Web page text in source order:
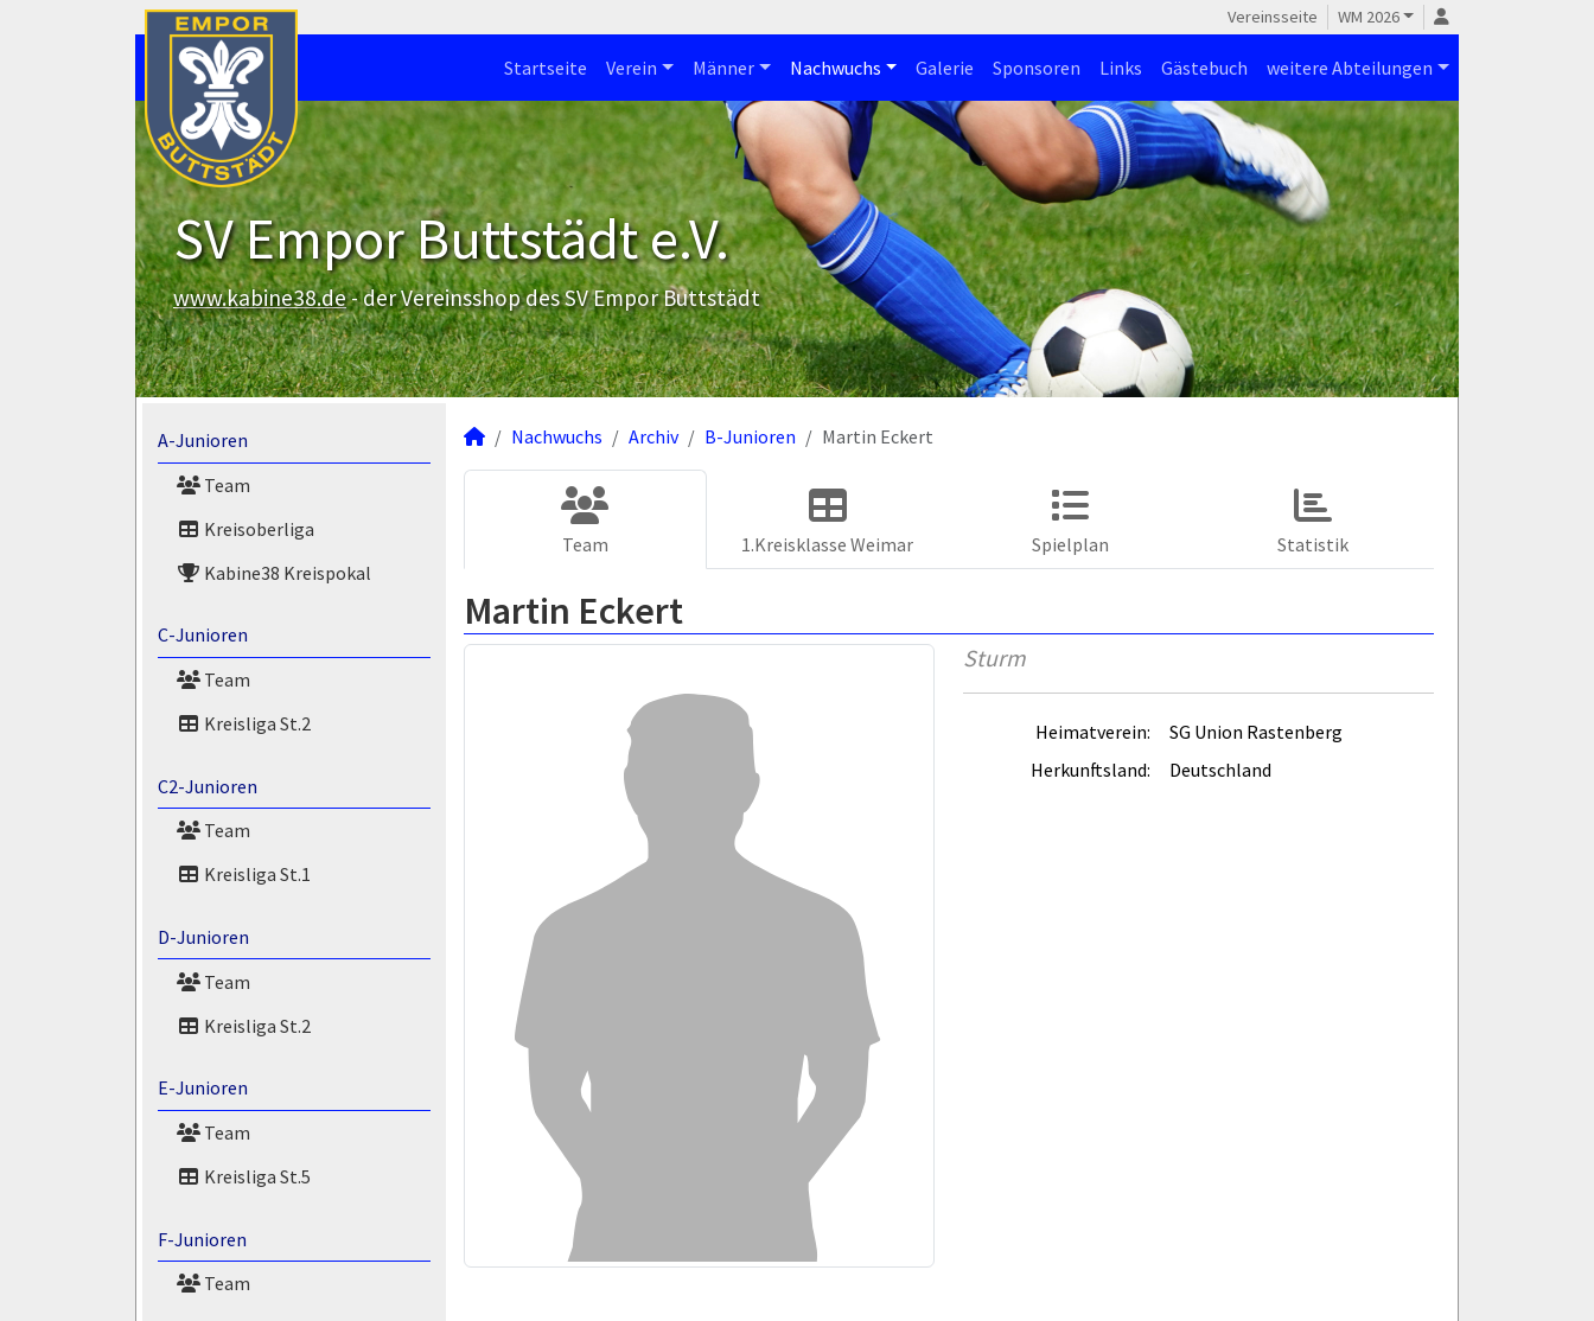
Vereinsseite WM 2026
Startseite Verein Männer Nachwuchs Galerie Sponsoren Links Gästebuch weitere Abteilungen
SV Empor Buttstädt e.V.
www.kabine38.de- der Vereinsshop des SV Empor Buttstädt
A-Junioren
Team
Kreisoberliga
Kabine38 Kreispokal
C-Junioren
Team
Kreisliga St.2
C2-Junioren
Team
Kreisliga St.1
D-Junioren
Team
Kreisliga St.2
E-Junioren
Team
Kreisliga St.5
F-Junioren
Team
Nachwuchs Archiv B-Junioren Martin Eckert
Team 1.Kreisklasse Weimar Spielplan Statistik
Martin Eckert
Sturm
Heimatverein:
SG Union Rastenberg
Herkunftsland:
Deutschland